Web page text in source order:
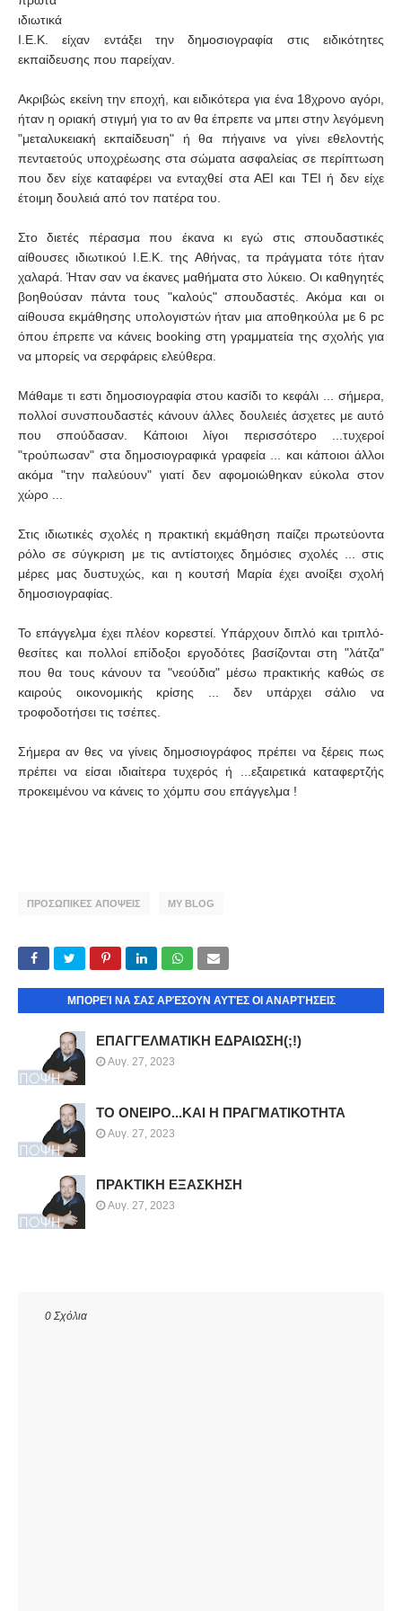
ιδιωτικά
Ι.Ε.Κ. είχαν εντάξει την δημοσιογραφία στις ειδικότητες
εκπαίδευσης που παρείχαν.
Ακριβώς εκείνη την εποχή, και ειδικότερα για ένα 18χρονο αγόρι,
ήταν η οριακή στιγμή για το αν θα έπρεπε να μπει στην λεγόμενη
"μεταλυκειακή εκπαίδευση" ή θα πήγαινε να γίνει εθελοντής
πενταετούς υποχρέωσης στα σώματα ασφαλείας σε περίπτωση
που δεν είχε καταφέρει να ενταχθεί στα ΑΕΙ και ΤΕΙ ή δεν είχε
έτοιμη δουλειά από τον πατέρα του.
Στο διετές πέρασμα που έκανα κι εγώ στις σπουδαστικές
αίθουσες ιδιωτικού Ι.Ε.Κ. της Αθήνας, τα πράγματα τότε ήταν
χαλαρά. Ήταν σαν να έκανες μαθήματα στο λύκειο. Οι καθηγητές
βοηθούσαν πάντα τους "καλούς" σπουδαστές. Ακόμα και οι
αίθουσα εκμάθησης υπολογιστών ήταν μια αποθηκούλα με 6 pc
όπου έπρεπε να κάνεις booking στη γραμματεία της σχολής για
να μπορείς να σερφάρεις ελεύθερα.
Μάθαμε τι εστι δημοσιογραφία στου κασίδι το κεφάλι ... σήμερα,
πολλοί συνσπουδαστές κάνουν άλλες δουλειές άσχετες με αυτό
που σπούδασαν. Κάποιοι λίγοι περισσότερο ...τυχεροί
"τρούπωσαν" στα δημοσιογραφικά γραφεία ... και κάποιοι άλλοι
ακόμα "την παλεύουν" γιατί δεν αφομοιώθηκαν εύκολα στον
χώρο ...
Στις ιδιωτικές σχολές η πρακτική εκμάθηση παίζει πρωτεύοντα
ρόλο σε σύγκριση με τις αντίστοιχες δημόσιες σχολές ... στις
μέρες μας δυστυχώς, και η κουτσή Μαρία έχει ανοίξει σχολή
δημοσιογραφίας.
Το επάγγελμα έχει πλέον κορεστεί. Υπάρχουν διπλό και τριπλό-
θεσίτες και πολλοί επίδοξοι εργοδότες βασίζονται στη "λάτζα"
που θα τους κάνουν τα "νεούδια" μέσω πρακτικής καθώς σε
καιρούς οικονομικής κρίσης ... δεν υπάρχει σάλιο να
τροφοδοτήσει τις τσέπες.
Σήμερα αν θες να γίνεις δημοσιογράφος πρέπει να ξέρεις πως
πρέπει να είσαι ιδιαίτερα τυχερός ή ...εξαιρετικά καταφερτζής
προκειμένου να κάνεις το χόμπυ σου επάγγελμα !
ΠΡΟΣΩΠΙΚΕΣ ΑΠΟΨΕΙΣ MY BLOG
ΜΠΟΡΕΊ ΝΑ ΣΑΣ ΑΡΈΣΟΥΝ ΑΥΤΈΣ ΟΙ ΑΝΑΡΤΉΣΕΙΣ
ΕΠΑΓΓΕΛΜΑΤΙΚΗ ΕΔΡΑΙΩΣΗ(;!)
Αυγ. 27, 2023
ΤΟ ΟΝΕΙΡΟ...ΚΑΙ Η ΠΡΑΓΜΑΤΙΚΟΤΗΤΑ
Αυγ. 27, 2023
ΠΡΑΚΤΙΚΗ ΕΞΑΣΚΗΣΗ
Αυγ. 27, 2023
0 Σχόλια